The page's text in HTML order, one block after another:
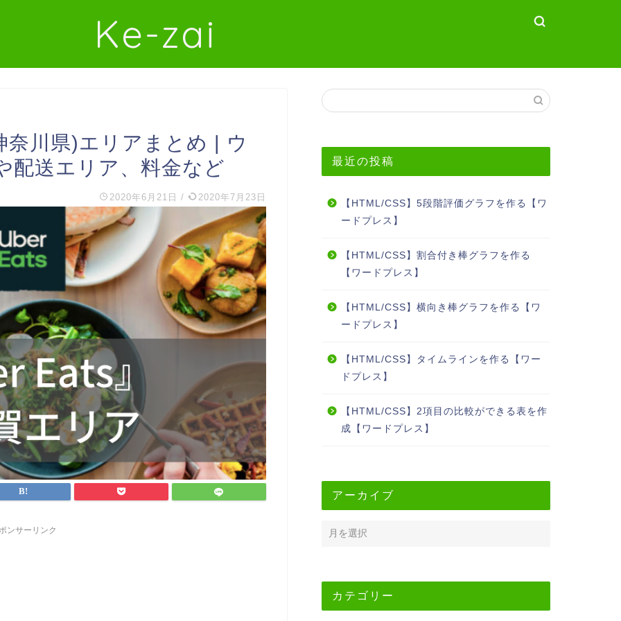
Ke-zai
川県)エリアまとめ | ウ
配送エリア、料金など
2020年6月21日 / 2020年7月23日
ンサーリンク
最近の投稿
【HTML/CSS】5段階評価グラフを作る【ワ
ードプレス】
【HTML/CSS】割合付き棒グラフを作る
【ワードプレス】
【HTML/CSS】横向き棒グラフを作る【ワ
ードプレス】
【HTML/CSS】タイムラインを作る【ワー
ドプレス】
【HTML/CSS】2項目の比較ができる表を作
成【ワードプレス】
アーカイブ
カテゴリー